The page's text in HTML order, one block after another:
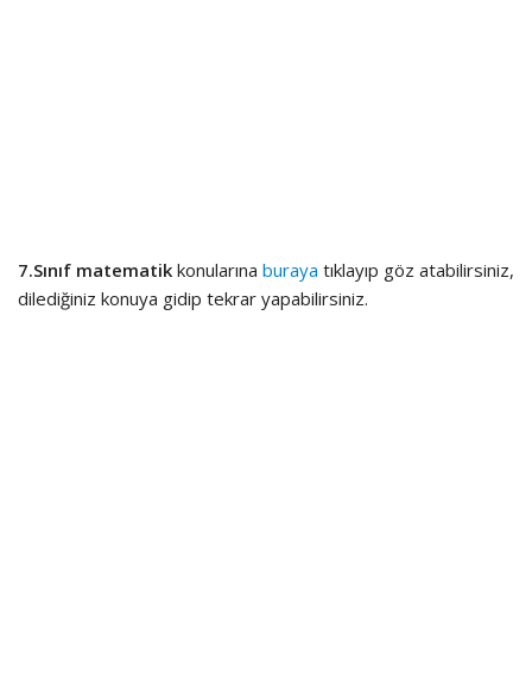
7.Sınıf matematik konularına buraya tıklayıp göz atabilirsiniz,
dilediğiniz konuya gidip tekrar yapabilirsiniz.